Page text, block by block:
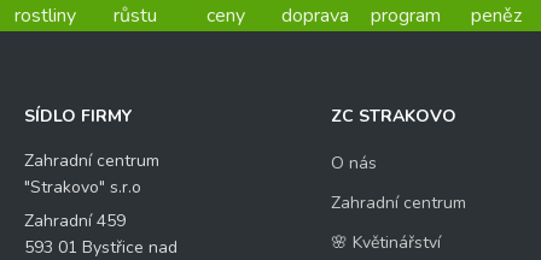
rostliny
růstu
ceny
doprava
program
peněz
SÍDLO FIRMY
Zahradní centrum
"Strakovo" s.r.o
Zahradní 459
593 01 Bystřice nad
ZC STRAKOVO
O nás
Zahradní centrum
🌸 Květinářství